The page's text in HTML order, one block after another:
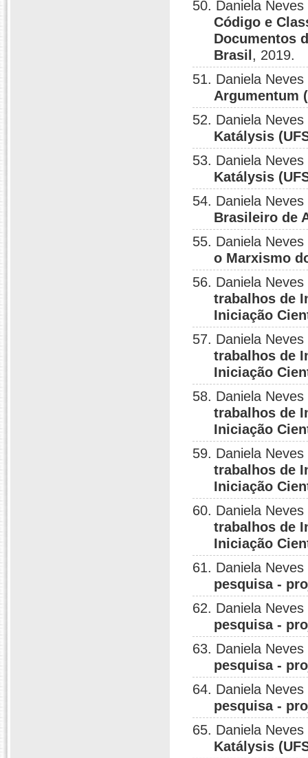
50. Daniela
Código e
Documentos
Brasil , 2019.
51. Daniela
Argumentum
52. Daniela
Katálysis
53. Daniela
Katálysis
54. Daniela
Brasileiro de
55. Daniela
o Marxismo
56. Daniela
trabalhos de
Iniciação
57. Daniela
trabalhos de
Iniciação
58. Daniela
trabalhos de
Iniciação
59. Daniela
trabalhos de
Iniciação
60. Daniela
trabalhos de
Iniciação
61. Daniela
pesquisa -
62. Daniela
pesquisa -
63. Daniela
pesquisa -
64. Daniela
pesquisa -
65. Daniela
Katálysis